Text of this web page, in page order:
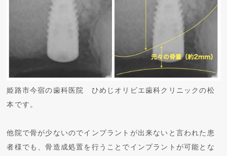
姫路市今宿の歯科医院 ひめじオリビエ歯科クリニックの松
本です。
他院で骨が少ないのでインプラントが出来ないと言われた患
者様でも、骨造成処置を行うことでインプラントが可能とな